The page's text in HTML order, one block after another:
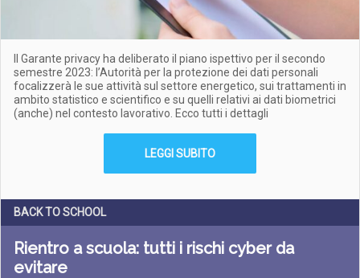
Il Garante privacy ha deliberato il piano ispettivo per il secondo
semestre 2023: l’Autorità per la protezione dei dati personali
focalizzerà le sue attività sul settore energetico, sui trattamenti in
ambito statistico e scientifico e su quelli relativi ai dati biometrici
(anche) nel contesto lavorativo. Ecco tutti i dettagli
LEGGI SUBITO
BACK TO SCHOOL
Rientro a scuola: tutti i rischi cyber da
evitare